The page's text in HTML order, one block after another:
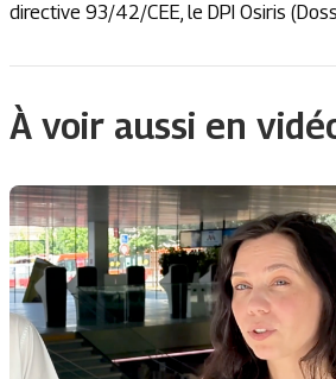
directive 93/42/CEE, le DPI Osiris
À voir aussi en